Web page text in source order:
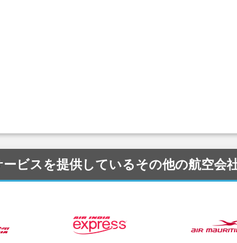
ビスを提供しているその他の航空会